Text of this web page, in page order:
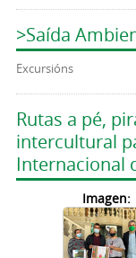
>Saída
Excursións
Rutas a pé,
intercultural
Internacional
Imagen: